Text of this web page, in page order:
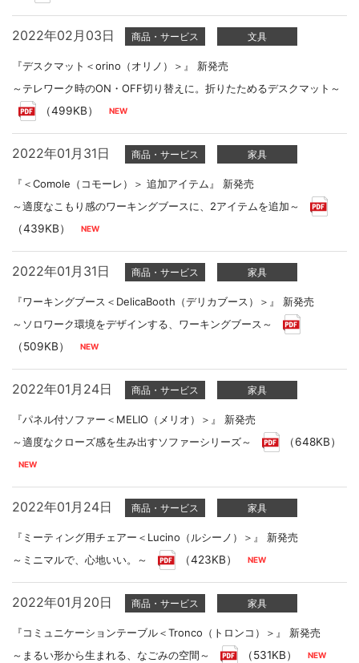
2022年02月03日 商品・サービス 文具
『デスクマット＜orino（オリノ）＞』 新発売
～テレワーク時のON・OFF切り替えに。折りたためるデスクマット～
（499KB）
2022年01月31日 商品・サービス 家具
『＜Comole（コモーレ）＞ 追加アイテム』 新発売
～適度なこもり感のワーキングブースに、2アイテムを追加～
（439KB）
2022年01月31日 商品・サービス 家具
『ワーキングブース＜DelicaBooth（デリカブース）＞』 新発売
～ソロワーク環境をデザインする、ワーキングブース～
（509KB）
2022年01月24日 商品・サービス 家具
『パネル付ソファー＜MELIO（メリオ）＞』 新発売
～適度なクローズ感を生み出すソファーシリーズ～
（648KB）
2022年01月24日 商品・サービス 家具
『ミーティング用チェアー＜Lucino（ルシーノ）＞』 新発売
～ミニマルで、心地いい。～
（423KB）
2022年01月20日 商品・サービス 家具
『コミュニケーションテーブル＜Tronco（トロンコ）＞』 新発売
～まるい形から生まれる、なごみの空間～
（531KB）